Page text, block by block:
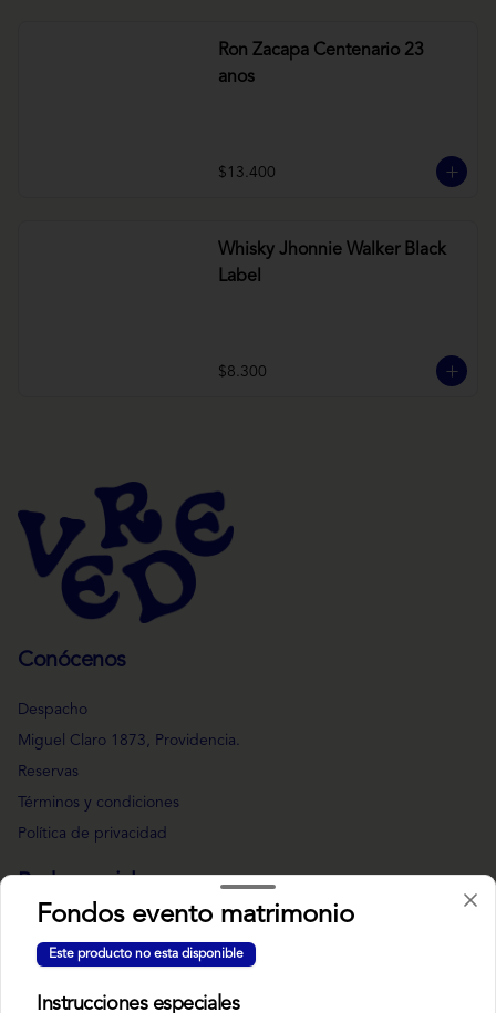
Ron Zacapa Centenario 23
anos
$13.400
Whisky Jhonnie Walker Black
Label
$8.300
Conócenos
Despacho
Miguel Claro 1873, Providencia.
Reservas
Términos y condiciones
Política de privacidad
Redes sociales
Facebook
Fondos evento matrimonio
Este producto no esta disponible
Instrucciones especiales